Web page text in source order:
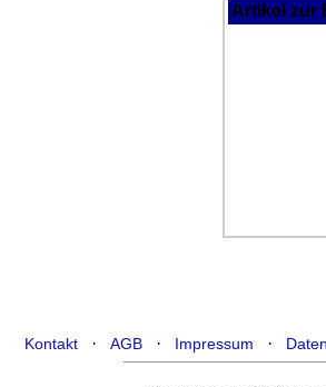
Artikel zur
Kontakt ·AGB · Impressum ·